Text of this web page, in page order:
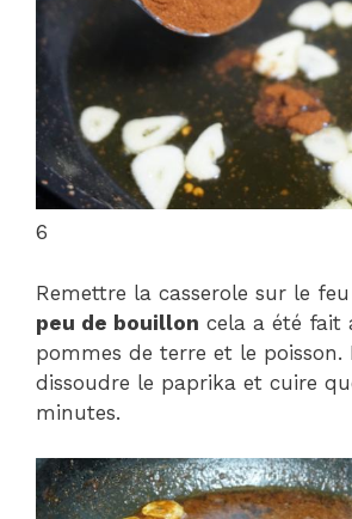
6
Remettre la casserole sur le feu
peu de bouillon cela a été fait
pommes de terre et le poisson.
dissoudre le paprika et cuire
minutes.